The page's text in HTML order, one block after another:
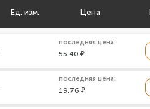
Ед. изм. Цена
последняя цена:
55.40 ₽
последняя цена:
19.76 ₽